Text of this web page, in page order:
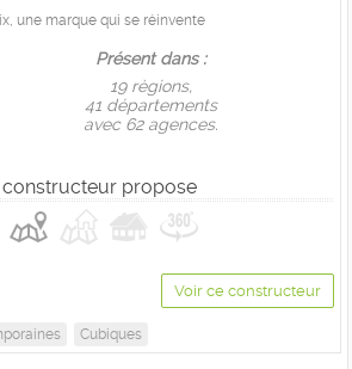
une marque qui se réinvente
Présent dans :
19 règions,
41 départements
avec 62 agences.
constructeur propose
Voir ce constructeur
Cubiques